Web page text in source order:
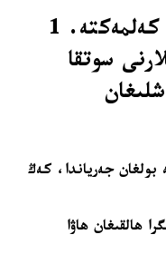
ھىندىستاننىڭ ئەيىبلىشىدىن كېيىن ھەر دائىم پاكىستانغا قارىتا دىپلوماتىك ۋە ھەربىي جازالىرى ئىزچىل ئىجرا قىلىنىپ كەلمەكتە. 1
سوتقا
جەرياندا، كەڭ
چېگرا ھالقىغان ھاۋا